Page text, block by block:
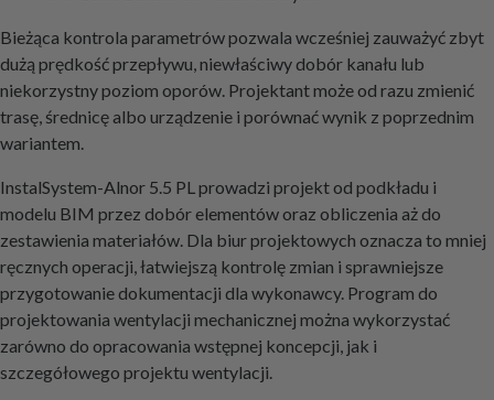
Bieżąca kontrola parametrów pozwala wcześniej zauważyć zbyt
dużą prędkość przepływu, niewłaściwy dobór kanału lub
niekorzystny poziom oporów. Projektant może od razu zmienić
trasę, średnicę albo urządzenie i porównać wynik z poprzednim
wariantem.
InstalSystem-Alnor 5.5 PL prowadzi projekt od podkładu i
modelu BIM przez dobór elementów oraz obliczenia aż do
zestawienia materiałów. Dla biur projektowych oznacza to mniej
ręcznych operacji, łatwiejszą kontrolę zmian i sprawniejsze
przygotowanie dokumentacji dla wykonawcy. Program do
projektowania wentylacji mechanicznej można wykorzystać
zarówno do opracowania wstępnej koncepcji, jak i
szczegółowego projektu wentylacji.